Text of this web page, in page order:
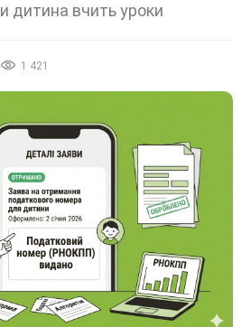
дитина вчить уроки
1 421